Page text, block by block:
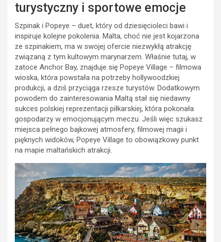
turystyczny i sportowe emocje
Szpinak i Popeye – duet, który od dziesięcioleci bawi i
inspiruje kolejne pokolenia. Malta, choć nie jest kojarzona
ze szpinakiem, ma w swojej ofercie niezwykłą atrakcję
związaną z tym kultowym marynarzem. Właśnie tutaj, w
zatoce Anchor Bay, znajduje się Popeye Village – filmowa
wioska, która powstała na potrzeby hollywoodzkiej
produkcji, a dziś przyciąga rzesze turystów. Dodatkowym
powodem do zainteresowania Maltą stał się niedawny
sukces polskiej reprezentacji piłkarskiej, która pokonała
gospodarzy w emocjonującym meczu. Jeśli więc szukasz
miejsca pełnego bajkowej atmosfery, filmowej magii i
pięknych widoków, Popeye Village to obowiązkowy punkt
na mapie maltańskich atrakcji.